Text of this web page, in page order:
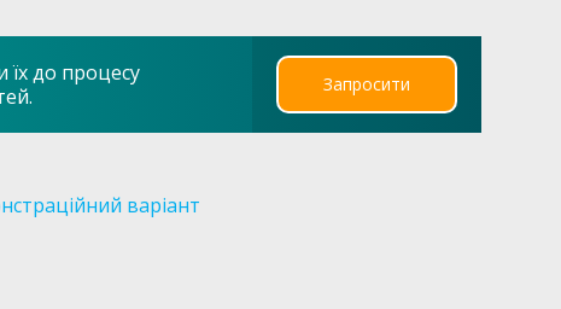
їх до процесу
Запросити
варіант